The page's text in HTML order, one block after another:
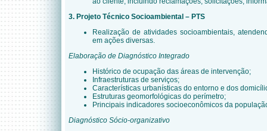
3. Projeto Técnico Socioambiental – PTS
Realização de atividades socioambientais,
em ações diversas.
Elaboração de Diagnóstico Integrado
Histórico de ocupação das áreas de intervenção;
Infraestruturas de serviços;
Características urbanísticas do entorno e dos
Estruturas geomorfológicas do perímetro;
Principais indicadores socioeconômicos da
Diagnóstico Sócio-organizativo